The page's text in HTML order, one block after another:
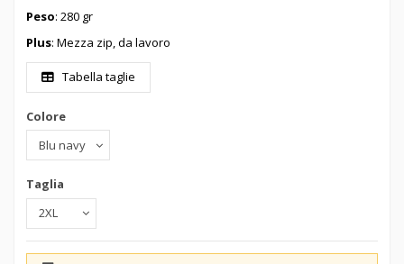
Peso: 280 gr
Plus: Mezza zip, da lavoro
Tabella taglie
Colore
Taglia